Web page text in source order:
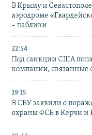
В Крыму и
аэродроме
– паблики
22:54
Под санкции США
компании, связанные
19:15
В СБУ заявили о
охраны ФСБ в Керчи и